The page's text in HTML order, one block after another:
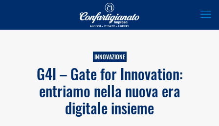
INNOVAZIONE
G4I – Gate for Innovation:
entriamo nella nuova era
digitale insieme